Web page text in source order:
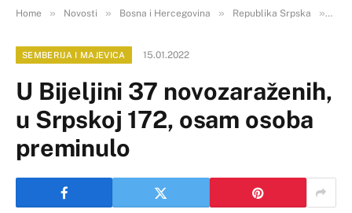
Home » Novosti » Bosna i Hercegovina » Republika Srpska »
SEMBERIJA I MAJEVICA 15.01.2022
U Bijeljini 37 novozaraženih,
u Srpskoj 172, osam osoba
preminulo